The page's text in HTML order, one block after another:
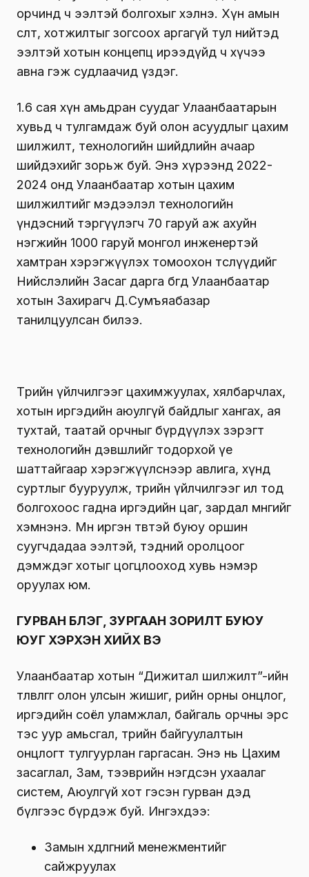
орчинд ч ээлтэй болгохыг хэлнэ. Хүн амын
өсөлт, хотжилтыг зогсоох аргагүй тул нийтэд
ээлтэй хотын концепц ирээдүйд ч хүчээ
авна гэж судлаачид үздэг.
1.6 сая хүн амьдран суудаг Улаанбаатарын
хувьд ч тулгамдаж буй олон асуудлыг цахим
шилжилт, технологийн шийдлийн ачаар
шийдэхийг зорьж буй. Энэ хүрээнд 2022-
2024 онд Улаанбаатар хотын цахим
шилжилтийг мэдээлэл технологийн
үндэсний тэргүүлэгч 70 гаруй аж ахуйн
нэгжийн 1000 гаруй монгол инженертэй
хамтран хэрэгжүүлэх томоохон төслүүдийг
Нийслэлийн Засаг дарга бөгөөд Улаанбаатар
хотын Захирагч Д.Сумъяабазар
танилцуулсан билээ.
Төрийн үйлчилгээг цахимжуулах, хялбарчлах,
хотын иргэдийн аюулгүй байдлыг хангах, ая
тухтай, таатай орчныг бүрдүүлэх зэрэгт
технологийн дэвшлийг тодорхой үе
шаттайгаар хэрэгжүүлснээр авлига, хүнд
суртлыг бууруулж, төрийн үйлчилгээг ил тод
болгохоос гадна иргэдийн цаг, зардал мөнгийг
хэмнэнэ. Мөн иргэн төвтэй буюу оршин
суугчдадаа ээлтэй, тэдний оролцоог
дэмждэг хотыг цогцлооход хувь нэмэр
оруулах юм.
ГУРВАН БҮЛЭГ, ЗУРГААН ЗОРИЛТ БУЮУ
ЮУГ ХЭРХЭН ХИЙХ ВЭ
Улаанбаатар хотын “Дижитал шилжилт”-ийн
төлөвлөгөөг олон улсын жишиг, өөрийн орны онцлог,
иргэдийн соёл уламжлал, байгаль орчны эрс
тэс уур амьсгал, төрийн байгуулалтын
онцлогт тулгуурлан гаргасан. Энэ нь Цахим
засаглал, Зам, тээврийн нэгдсэн ухаалаг
систем, Аюулгүй хот гэсэн гурван дэд
бүлгээс бүрдэж буй. Ингэхдээ:
Замын хөдөлгөөний менежментийг
сайжруулах